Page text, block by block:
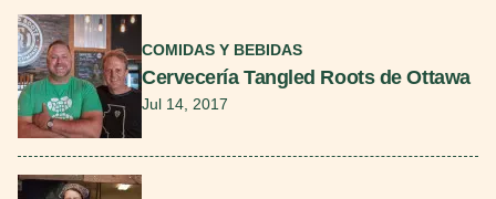
COMIDAS Y BEBIDAS
Cervecería Tangled Roots de Ottawa
Jul 14, 2017